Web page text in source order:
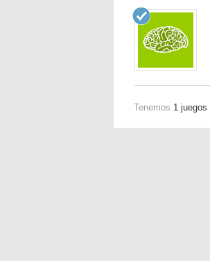
Tenemos 1 juegos